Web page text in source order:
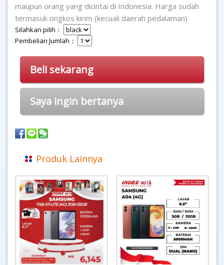
maupun orang yang dicintai di Indonesia. Harga sudah
termasuk ongkos kirim (kecuali daerah pedalaman)
Silahkan pilih：
Pembelian Jumlah：
Beli sekarang
Saya ingin bertanya
Produk Lainnya